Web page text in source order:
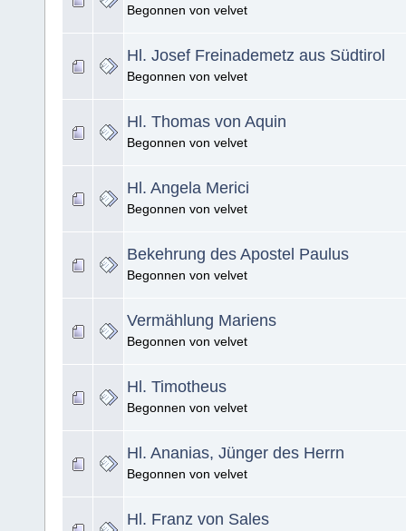
Begonnen von velvet
Hl. Josef Freinademetz aus Südtirol
Begonnen von velvet
Hl. Thomas von Aquin
Begonnen von velvet
Hl. Angela Merici
Begonnen von velvet
Bekehrung des Apostel Paulus
Begonnen von velvet
Vermählung Mariens
Begonnen von velvet
Hl. Timotheus
Begonnen von velvet
Hl. Ananias, Jünger des Herrn
Begonnen von velvet
Hl. Franz von Sales